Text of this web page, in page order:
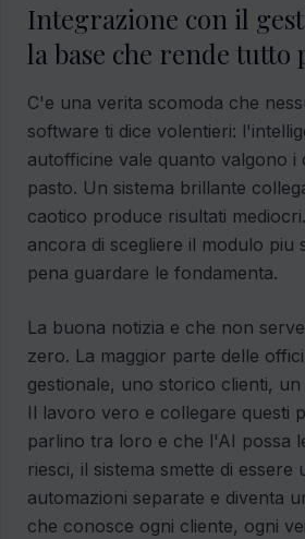
Integrazione con il
la base che rende tutto
C'e una verita scomoda che
software ti dice volentieri:
autofficine vale quanto valgono i
pasto. Un sistema brillante
caotico produce risultati
ancora di scegliere il modulo piu
pena guardare le fondamenta.
La buona notizia e che non
zero. La maggior parte delle
gestionale, uno storico clienti,
Il lavoro vero e collegare questi
parlino tra loro e che l'AI possa
riesci, il sistema smette di essere
automazioni separate e diventa
che conosce ogni cliente, ogni